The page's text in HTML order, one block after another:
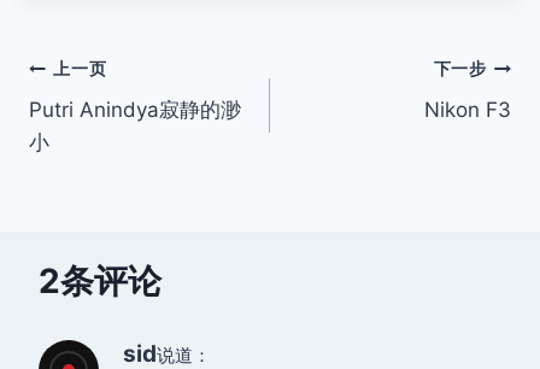
文
章
上一页
Putri Anindya寂静的渺
小
下一步
Nikon F3
2条评论
sid说道：